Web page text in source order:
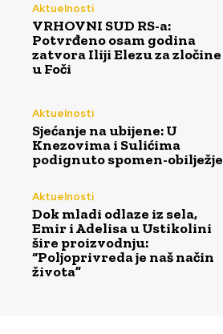
Aktuelnosti
VRHOVNI SUD RS-a:
Potvrđeno osam godina
zatvora Iliji Elezu za zločine
u Foči
Aktuelnosti
Sjećanje na ubijene: U
Knezovima i Sulićima
podignuto spomen-obilježje
Aktuelnosti
Dok mladi odlaze iz sela,
Emir i Adelisa u Ustikolini
šire proizvodnju:
“Poljoprivreda je naš način
života”